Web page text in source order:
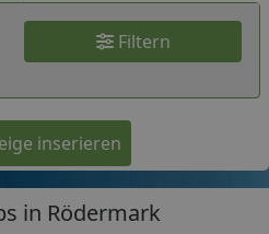
Filtern
inserieren
in Rödermark